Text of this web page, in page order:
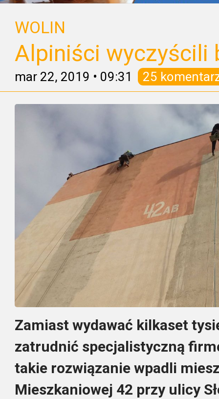
WOLIN
Alpiniści wyczyścili
mar 22, 2019 • 09:31 25
Zamiast wydawać kilkaset
zatrudnić specjalistyczną
takie rozwiązanie wpadli
Mieszkaniowej 42 przy ulicy